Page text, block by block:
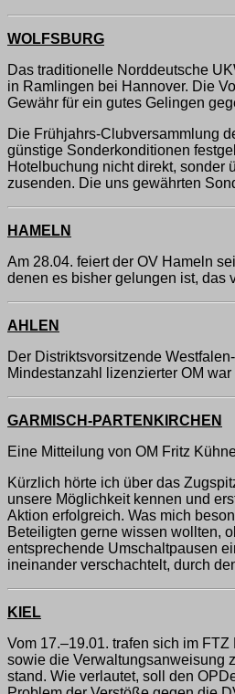
WOLFSBURG
Das traditionelle Norddeutsche
in Ramlingen bei Hannover. Die
Gewähr für ein gutes Gelingen
Die Frühjahrs-Clubversammlung
günstige Sonderkonditionen
Hotelbuchung nicht direkt, sonder
zusenden. Die uns gewährten
HAMELN
Am 28.04. feiert der OV Hameln
denen es bisher gelungen ist, das
AHLEN
Der Distriktsvorsitzende
Mindestanzahl lizenzierter OM
GARMISCH-PARTENKIRCHEN
Eine Mitteilung von OM Fritz
Kürzlich hörte ich über das
unsere Möglichkeit kennen und
Aktion erfolgreich. Was mich
Beteiligten gerne wissen wollten,
entsprechende Umschaltpausen
ineinander verschachtelt, durch
KIEL
Vom 17.–19.01. trafen sich im
sowie die Verwaltungsanweisung
stand. Wie verlautet, soll den